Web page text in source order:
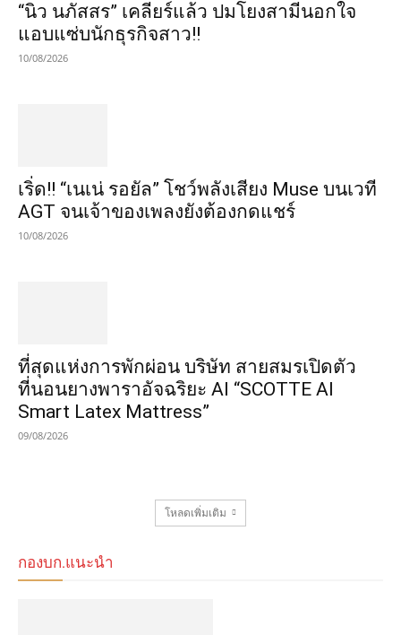
“นิว นภัสสร” เคลียร์แล้ว ปมโยงสามีนอกใจ
แอบแซ่บนักธุรกิจสาว!!
10/08/2026
เริ่ด!! “เนเน่ รอยัล” โชว์พลังเสียง Muse บนเวที
AGT จนเจ้าของเพลงยังต้องกดแชร์
10/08/2026
ที่สุดแห่งการพักผ่อน บริษัท สายสมรเปิดตัว
ที่นอนยางพาราอัจฉริยะ AI “SCOTTE AI
Smart Latex Mattress”
09/08/2026
โหลดเพิ่มเติม
กองบก.แนะนำ